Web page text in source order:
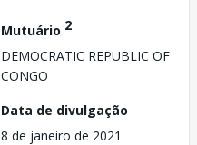
Mutuário 2
DEMOCRATIC REPUBLIC OF
CONGO
Data de divulgação
8 de janeiro de 2021